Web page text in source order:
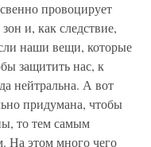
провоцирует
и, как следствие,
наши вещи, которые
защитить нас, к
нейтральна. А вот
придумана, чтобы
то тем самым
На этом много чего